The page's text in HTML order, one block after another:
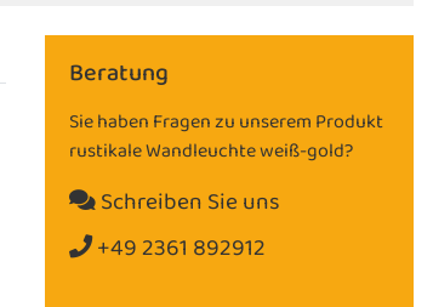
Beratung
Sie haben Fragen zu unserem Produkt
rustikale Wandleuchte weiß-gold?
Schreiben Sie uns
+49 2361 892912